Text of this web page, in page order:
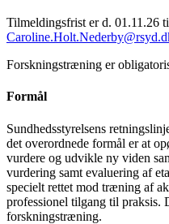
Tilmeldingsfrist er d. 01.11.26
Forskningstræning er
Formål
Sundhedsstyrelsens
det overordnede formål er at
vurdere og udvikle ny viden
vurdering samt evaluering af
specielt rettet mod træning af
professionel tilgang til praksis.
forskningstræning.